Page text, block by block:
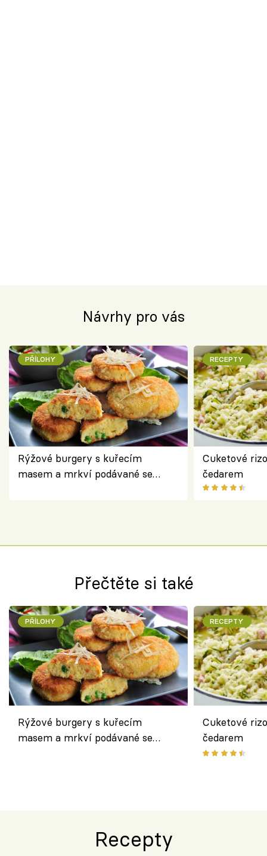
Návrhy pro vás
PŘÍLOHY
Rýžové burgery s kuřecím
masem a mrkví podávané se
RECEPTY
Cuketové
čedarem
Přečtěte si také
PŘÍLOHY
Rýžové burgery s kuřecím
masem a mrkví podávané se
RECEPTY
Cuketové
čedarem
Recepty